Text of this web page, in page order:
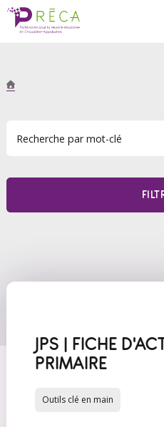
JPS | FICHE
PRIMAIRE
Outils clé en main